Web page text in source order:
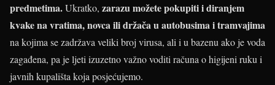
predmetima.Ukratko, zarazu možete pokupiti i diranjem
kvake na vratima, novca ili držača u autobusima i tramvajima
na kojima se zadržava veliki broj virusa, ali i u bazenu ako je voda
zagađena, pa je ljeti izuzetno važno voditi računa o higijeni ruku i
javnih kupališta koja posjećujemo.